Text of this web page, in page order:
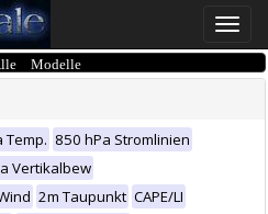
Toggle
Modelle
Temp. 850 hPa Stromlinien
Vertikalbew
2m Taupunkt CAPE/LI